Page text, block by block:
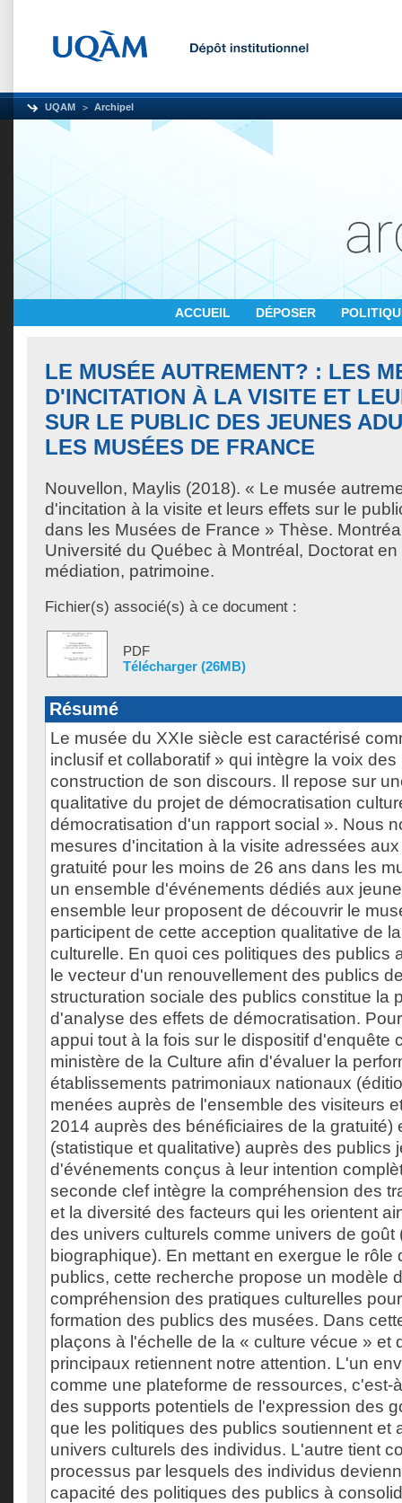
UQAM Archipel
ACCUEIL DÉPOSER
LE MUSÉE AUTREMENT? : LES
D'INCITATION À LA VISITE ET
SUR LE PUBLIC DES JEUNES
LES MUSÉES DE FRANCE
Nouvellon, Maylis (2018). « Le musée
d'incitation à la visite et leurs effets sur le
dans les Musées de France » Thèse.
Université du Québec à Montréal, Doctorat
médiation, patrimoine.
Fichier(s) associé(s) à ce document :
PDF
Télécharger (26MB)
Résumé
Le musée du XXIe siècle est caractérisé
inclusif et collaboratif » qui intègre la voix
construction de son discours. Il repose sur
qualitative du projet de démocratisation
démocratisation d'un rapport social ». Nous
mesures d'incitation à la visite adressées
gratuité pour les moins de 26 ans dans les
un ensemble d'événements dédiés aux
ensemble leur proposent de découvrir le
participent de cette acception qualitative de
culturelle. En quoi ces politiques des publics
le vecteur d'un renouvellement des publics
structuration sociale des publics constitue la
d'analyse des effets de démocratisation.
appui tout à la fois sur le dispositif d'enquête
ministère de la Culture afin d'évaluer la
établissements patrimoniaux nationaux
menées auprès de l'ensemble des visiteurs
2014 auprès des bénéficiaires de la gratuité)
(statistique et qualitative) auprès des publics
d'événements conçus à leur intention
seconde clef intègre la compréhension des
et la diversité des facteurs qui les orientent
des univers culturels comme univers de goût
biographique). En mettant en exergue le rôle
publics, cette recherche propose un modèle
compréhension des pratiques culturelles
formation des publics des musées. Dans
plaçons à l'échelle de la « culture vécue » et
principaux retiennent notre attention. L'un
comme une plateforme de ressources, c'est-
des supports potentiels de l'expression des
que les politiques des publics soutiennent et
univers culturels des individus. L'autre tient
processus par lesquels des individus
capacité des politiques des publics à